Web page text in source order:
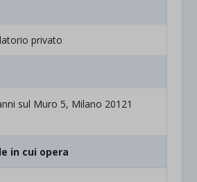
privato
sul Muro 5, Milano 20121
in cui opera